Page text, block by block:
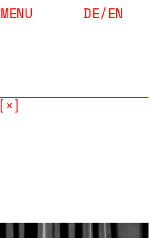
DE/EN
MENU
[×]